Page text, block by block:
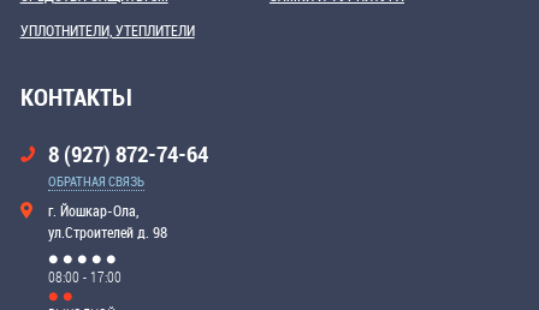
УПЛОТНИТЕЛИ, УТЕПЛИТЕЛИ
КОНТАКТЫ
8 (927) 872-74-64
ОБРАТНАЯ СВЯЗЬ
г. Йошкар-Ола,
ул.Строителей д. 98
08:00 - 17:00